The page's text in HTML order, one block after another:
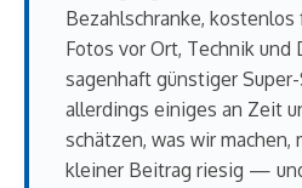
Bezahlschranke, kostenlos
Fotos vor Ort, Technik und
sagenhaft günstiger
allerdings einiges an Zeit
schätzen, was wir machen,
kleiner Beitrag riesig —